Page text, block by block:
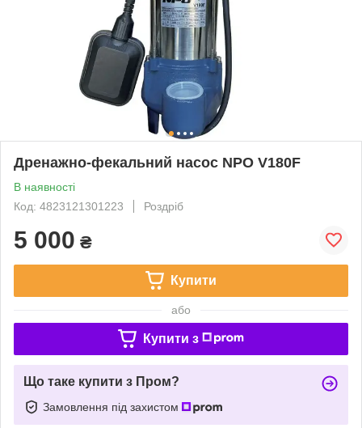
Дренажно-фекальний насос NPO V180F
В наявності
Код: 4823121301223
Роздріб
5 000 ₴
Купити
або
Купити з
Що таке купити з Пром?
Замовлення під захистом